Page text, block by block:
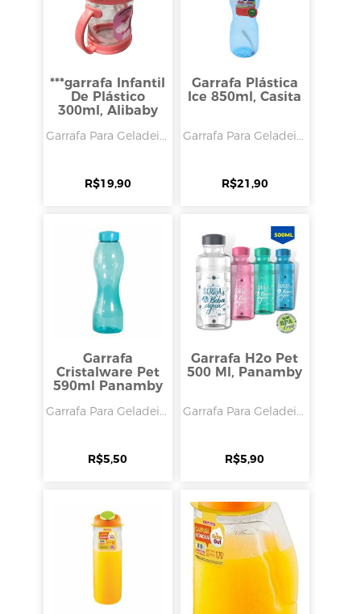
***garrafa Infantil
De Plástico
300ml, Alibaby
Garrafa Para Geladei...
R$19,90
Garrafa Plástica
Ice 850ml, Casita
Garrafa Para Geladei...
R$21,90
Garrafa
Cristalware Pet
590ml Panamby
Garrafa Para Geladei...
R$5,50
Garrafa H2o Pet
500 Ml, Panamby
Garrafa Para Geladei...
R$5,90